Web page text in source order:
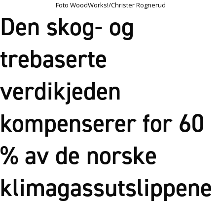
Den skog- og
trebaserte
verdikjeden
kompenserer for 60
% av de norske
klimagassutslippene
Foto WoodWorks!/Christer Rognerud